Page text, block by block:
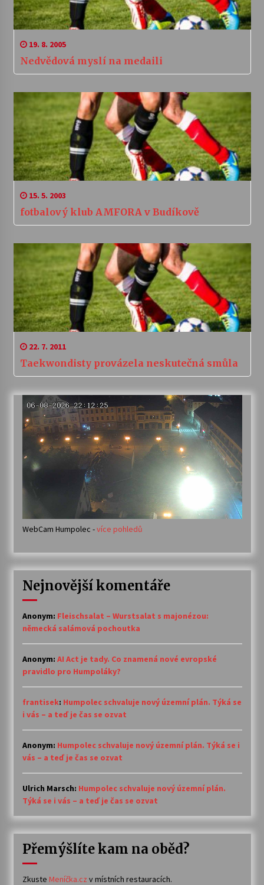
19. 8. 2005
Nedvědová myslí na medaili
15. 5. 2003
fotbalový klub AMFORA v Budíkově
22. 7. 2011
Taekwondisty provázela neskutečná smůla
WebCam Humpolec -více pohledů
Nejnovější komentáře
Anonym: Fleischsalat – Wurstsalat s majonézou:
německá salámová pochoutka
Anonym: AI Act je tady. Co znamená nové evropské
pravidlo pro Humpoláky?
frantisek: Humpolec schvaluje nový územní plán. Týká se
i vás – a teď je čas se ozvat
Anonym: Humpolec schvaluje nový územní plán. Týká se i
vás – a teď je čas se ozvat
Ulrich Marsch: Humpolec schvaluje nový územní plán.
Týká se i vás – a teď je čas se ozvat
Přemýšlíte kam na oběd?
Zkuste Meníčka.cz v místních restauracích.